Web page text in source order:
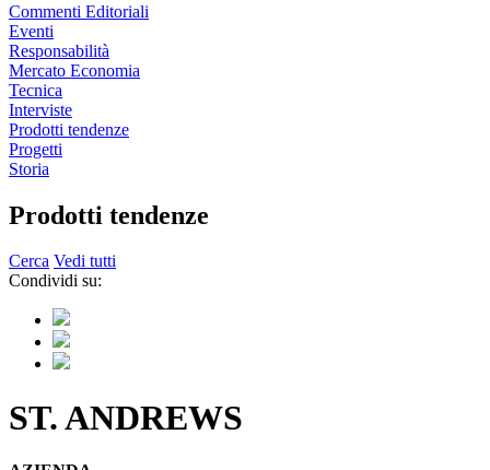
Commenti Editoriali
Eventi
Responsabilità
Mercato Economia
Tecnica
Interviste
Prodotti tendenze
Progetti
Storia
Prodotti tendenze
Cerca Vedi tutti
Condividi su:
ST. ANDREWS